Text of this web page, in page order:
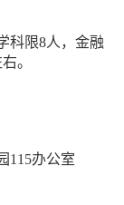
限8人，金融
。
办公室